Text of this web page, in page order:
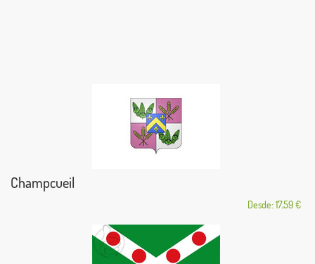
Champcueil
Desde: 17,59 €